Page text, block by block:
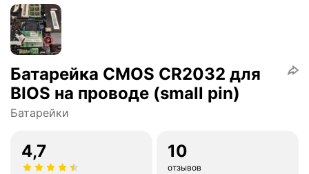
Батарейка CMOS CR2032 для
BIOS на проводе (small pin)
Батарейки
4,7 10
отзывов